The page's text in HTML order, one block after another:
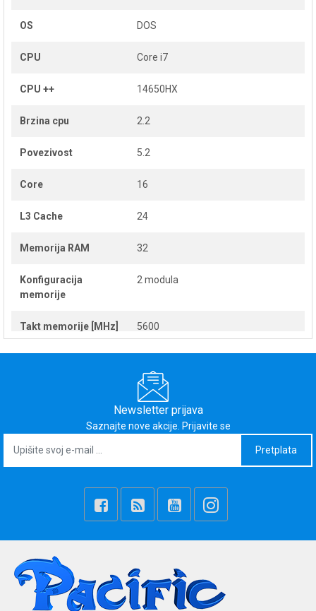
OS DOS
CPU Core i7
CPU ++ 14650HX
Brzina cpu 2.2
Povezivost 5.2
Core 16
L3 Cache 24
Memorija RAM 32
Konfiguracija
memorije
2 modula
Takt memorije [MHz] 5600
64
Broj memorijskih
utora
2
Antiglare, 165Hz, G-SYNC
Tip slušalica 2560x1600
Newsletter prijava
Saznajte nove akcije. Prijavite se
Pretplata